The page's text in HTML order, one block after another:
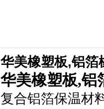
华美橡塑板,铝箔
华美橡塑板,铝
复合铝箔保温材